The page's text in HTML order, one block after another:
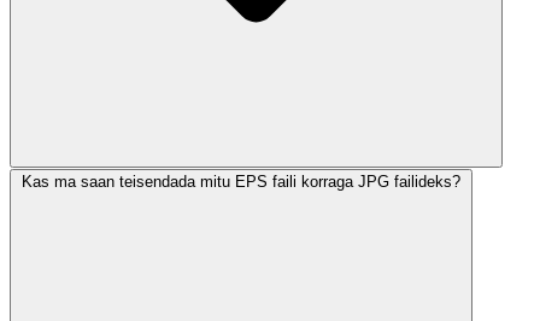
Kas ma saan teisendada mitu EPS faili korraga JPG failideks?